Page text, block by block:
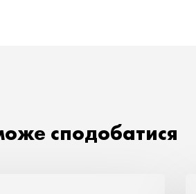
сподобатися